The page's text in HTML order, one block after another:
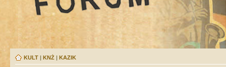
KULT | KNŻ | KAZIK